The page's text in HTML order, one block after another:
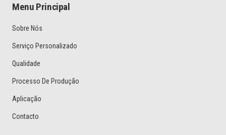
Menu Principal
Sobre Nós
Serviço Personalizado
Qualidade
Processo De Produção
Aplicação
Contacto